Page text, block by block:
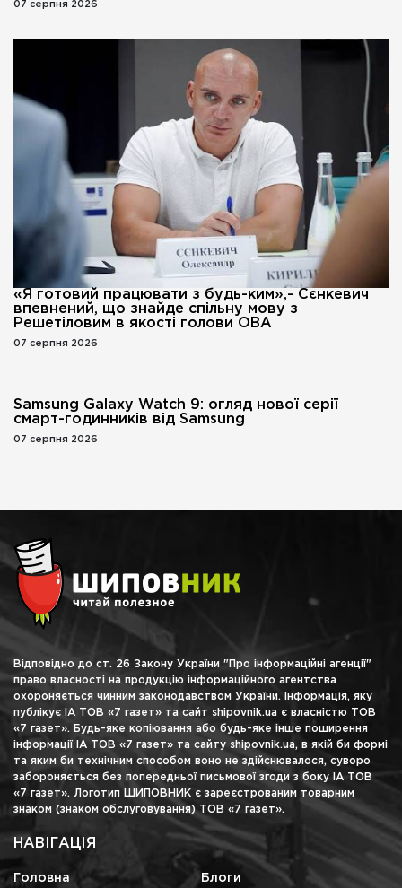
07 серпня 2026
«Я готовий працювати з будь-ким»,- Сєнкевич
впевнений, що знайде спільну мову з
Решетіловим в якості голови ОВА
07 серпня 2026
Samsung Galaxy Watch 9: огляд нової серії
смарт-годинників від Samsung
07 серпня 2026
Відповідно до ст. 26 Закону України "Про інформаційні агенції"
право власності на продукцію інформаційного агентства
охороняється чинним законодавством України. Інформація, яку
публікує ІА ТОВ «7 газет» та сайт shipovnik.ua є власністю ТОВ
«7 газет». Будь-яке копіювання або будь-яке інше поширення
інформації ІА ТОВ «7 газет» та сайту shipovnik.ua, в якій би формі
та яким би технічним способом воно не здійснювалося, суворо
забороняється без попередньої письмової згоди з боку ІА ТОВ
«7 газет». Логотип ШИПОВНИК є зареєстрованим товарним
знаком (знаком обслуговування) ТОВ «7 газет».
НАВІГАЦІЯ
Головна Блоги